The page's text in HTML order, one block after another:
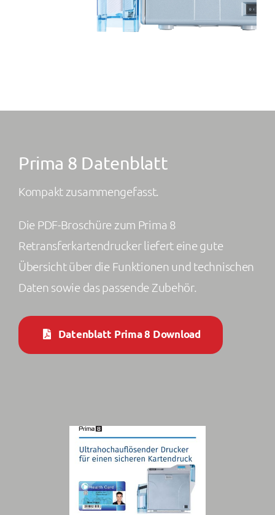
Prima 8 Datenblatt
Kompakt zusammengefasst.
Die PDF-Broschüre zum Prima 8
Retransferkartendrucker liefert eine gute
Übersicht über die Funktionen und technischen
Daten sowie das passende Zubehör.
Datenblatt Prima 8 Download